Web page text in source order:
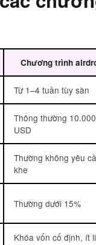
Chương trình
Từ 1–4 tuần tùy sàn
Thông thường
USD
Thường không yêu
khe
Thường dưới 15%
Khóa vốn cố định, ít